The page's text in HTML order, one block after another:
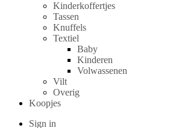
Kinderkoffertjes
Tassen
Knuffels
Textiel
Baby
Kinderen
Volwassenen
Vilt
Overig
Koopjes
Sign in